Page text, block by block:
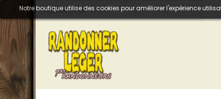
Notre boutique utilise des cookies pour améliorer l'expérience